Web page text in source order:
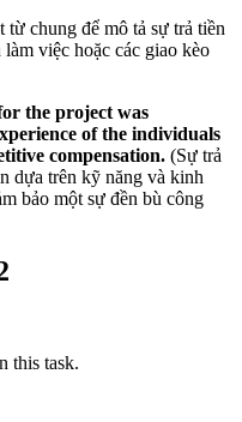
từ chung để mô tả sự trả tiền
việc hoặc các giao kèo
the project was
of the individuals
compensation. (Sự trả
dựa trên kỹ năng và kinh
bảo một sự đền bù công
this task.